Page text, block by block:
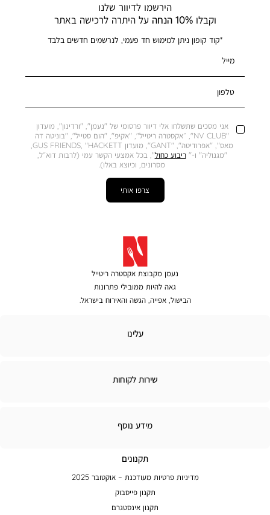
הירשמו לדיוור שלנו
וקבלו10% הנחה על היתרה לרכישה באתר
*קוד קופון ניתן למימוש חד פעמי, לנרשמים חדשים בלבד
מייל
טלפון
אני מסכים שתשלחו אלי דיוור פרסומי של "נעמן", "ורדינון", מועדון
"NV CLUB", ״אקסטרה ריטייל", "אקיפ", "הום סטייל", "בוניטה דה
מאס", "אפרודיטה", "GANT", מועדון GUS FRIENDS, "HACKETT,
"מגנוליה" ו-" ריבוע כחול", בכל אמצעי הקשר עמי (לרבות דוא״ל,
מסרונים, וכיוצא באלו).
צרפו אותי
נעמן מקבוצת אקסטרה ריטייל
גאה להיות ממובילי פתרונות
הבישול, אפייה, הגשה והאירוח בישראל.
עלינו
שירות לקוחות
מידע
מידע נוסף
תקנונים
מדיניות פרטיות מעודכנת – אוקטובר 2025
תקנון פייסבוק
תקנון אינסטגרם